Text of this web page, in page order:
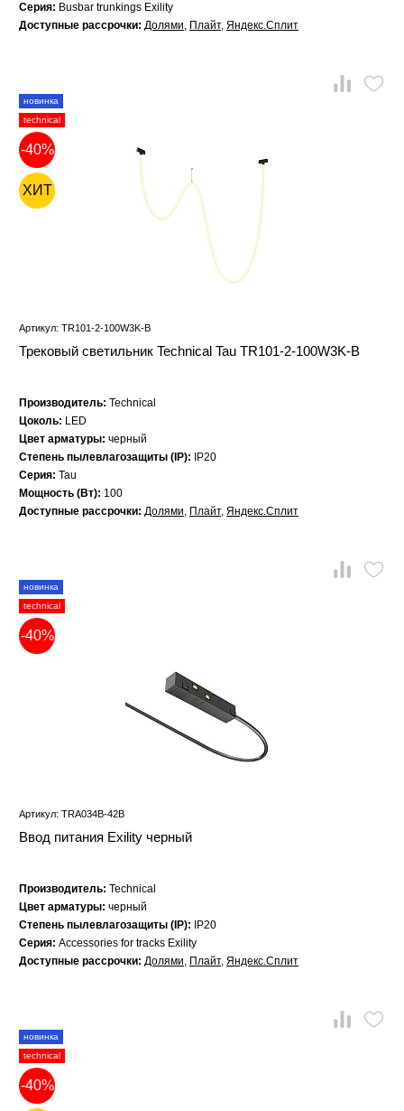
Серия: Busbar trunkings Exility
Доступные рассрочки: Долями, Плайт, Яндекс.Сплит
новинка
technical
-40%
ХИТ
Артикул: TR101-2-100W3K-B
Трековый светильник Technical Tau TR101-2-100W3K-B
Производитель: Technical
Цоколь: LED
Цвет арматуры: черный
Степень пылевлагозащиты (IP):
IP20
Серия: Tau
Мощность (Вт): 100
Доступные рассрочки: Долями, Плайт, Яндекс.Сплит
новинка
technical
-40%
Артикул: TRA034B-42B
Ввод питания Exility черный
Производитель: Technical
Цвет арматуры: черный
Степень пылевлагозащиты (IP):
IP20
Серия: Accessories for tracks Exility
Доступные рассрочки: Долями, Плайт, Яндекс.Сплит
новинка
technical
-40%